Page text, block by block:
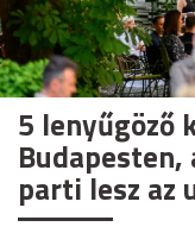
5 lenyűgöző
parti lesz az